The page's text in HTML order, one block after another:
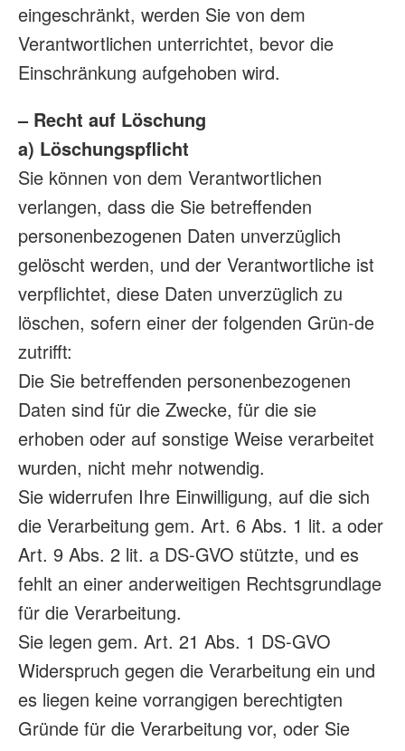
eingeschränkt, werden Sie von dem
Verantwortlichen unterrichtet, bevor die
Einschränkung aufgehoben wird.
– Recht auf Löschung
a) Löschungspflicht
Sie können von dem Verantwortlichen
verlangen, dass die Sie betreffenden
personenbezogenen Daten unverzüglich
gelöscht werden, und der Verantwortliche ist
verpflichtet, diese Daten unverzüglich zu
löschen, sofern einer der folgenden Grün-de
zutrifft:
Die Sie betreffenden personenbezogenen
Daten sind für die Zwecke, für die sie
erhoben oder auf sonstige Weise verarbeitet
wurden, nicht mehr notwendig.
Sie widerrufen Ihre Einwilligung, auf die sich
die Verarbeitung gem. Art. 6 Abs. 1 lit. a oder
Art. 9 Abs. 2 lit. a DS-GVO stützte, und es
fehlt an einer anderweitigen Rechtsgrundlage
für die Verarbeitung.
Sie legen gem. Art. 21 Abs. 1 DS-GVO
Widerspruch gegen die Verarbeitung ein und
es liegen keine vorrangigen berechtigten
Gründe für die Verarbeitung vor, oder Sie